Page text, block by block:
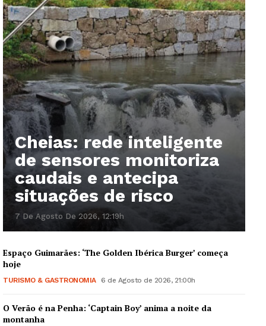
Edição Digital
Europa
Grande Entrevista
Publicidade
Quero ser Assinante
Cheias: rede inteligente
de sensores monitoriza
caudais e antecipa
situações de risco
7 De Agosto De 2026, 12:19h
Espaço Guimarães: ‘The Golden Ibérica Burger’ começa
hoje
TURISMO & GASTRONOMIA 6 de Agosto de 2026, 21:00h
O Verão é na Penha: ‘Captain Boy’ anima a noite da
montanha